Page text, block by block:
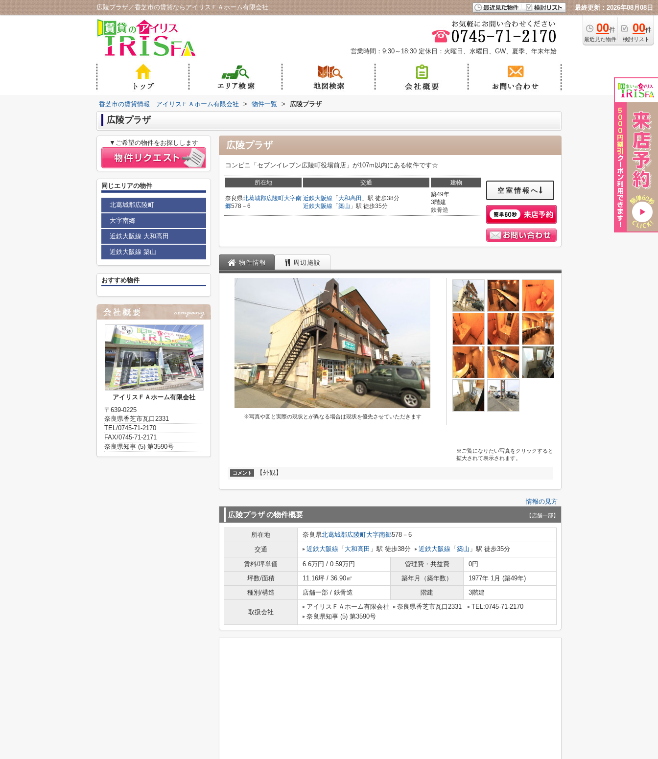
広陵プラザ／香芝市の賃貸ならアイリスＦＡホーム有限会社 最終更新：2026年08月08日
00件
最近見た物件
00件
検討リスト
営業時間：9:30～18:30 定休日：火曜日、水曜日、GW、夏季、年末年始
香芝市の賃貸情報｜アイリスＦＡホーム有限会社 > 物件一覧 > 広陵プラザ
広陵プラザ
広陵プラザ
コンビニ「セブンイレブン広陵町役場前店」が107m以内にある物件です☆
所在地 交通 建物
奈良県北葛城郡広陵町大字南
郷578－6
近鉄大阪線 「 大和高田 」駅 徒歩38分
近鉄大阪線 「 築山 」駅 徒歩35分
築49年
3階建
鉄骨造
空室情報へ
物件情報 周辺施設
※写真や図と実際の現状とが異なる場合は現状を優先させていただきます
※ご覧になりたい写真をクリックすると
拡大されて表示されます。
コメント 【外観】
情報の見方
広陵プラザの物件概要 【店舗一部】
所在地 奈良県北葛城郡広陵町大字南郷578－6
交通
近鉄大阪線 「 大和高田 」駅 徒歩38分 近鉄大阪線 「 築山 」駅 徒歩35分
賃料/坪単価 6.6万円 / 0.59万円 管理費・共益費
0円
坪数/面積
11.16坪 / 36.90㎡ 築年月（築年数）
1977年 1月 (築49年)
種別/構造
店舗一部 / 鉄骨造 階建 3階建
取扱会社
アイリスＦＡホーム有限会社 奈良県香芝市瓦口2331
TEL:0745-71-2170
奈良県知事 (5) 第3590号
▼ご希望の物件をお探しします
同じエリアの物件
北葛城郡広陵町
大字南郷
近鉄大阪線 大和高田
近鉄大阪線 築山
おすすめ物件
アイリスＦＡホーム有限会社
〒639-0225
奈良県香芝市瓦口2331
TEL/0745-71-2170
FAX/0745-71-2171
奈良県知事 (5) 第3590号